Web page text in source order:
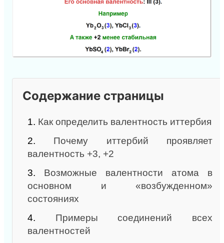
Содержание страницы
1. Как определить валентность иттербия
2. Почему иттербий проявляет
валентность +3, +2
3. Возможные валентности атома в
основном и «возбужденном»
состояниях
4. Примеры соединений всех
валентностей